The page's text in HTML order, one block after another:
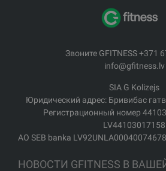
Звоните GFITNESS +371
info@gfitness.lv
SIA G Kolizejs
Юридический адрес: Бривибас
Регистрационный номер
LV44103017158
АО SEB banka
НОВОСТИ GFITNESS В